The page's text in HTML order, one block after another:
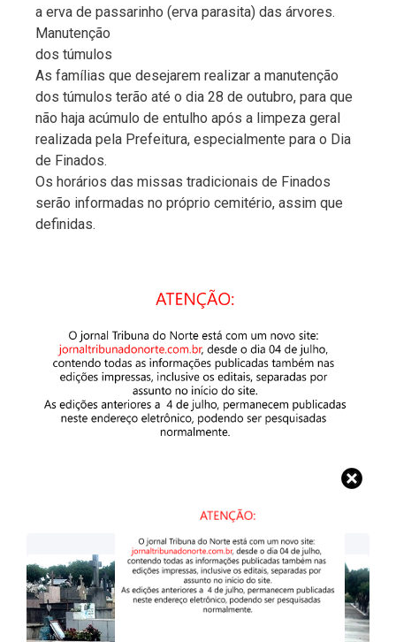
a erva de passarinho (erva parasita) das árvores.
Manutenção
dos túmulos
As famílias que desejarem realizar a manutenção
dos túmulos terão até o dia 28 de outubro, para que
não haja acúmulo de entulho após a limpeza geral
realizada pela Prefeitura, especialmente para o Dia
de Finados.
Os horários das missas tradicionais de Finados
serão informadas no próprio cemitério, assim que
definidas.
Imagens: Divulgação